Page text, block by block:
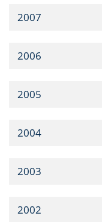
2007
2006
2005
2004
2003
2002